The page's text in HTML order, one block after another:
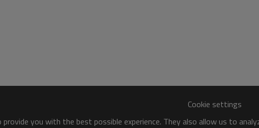
Cookie settings
provide you with the best possible experience. They also allow us to